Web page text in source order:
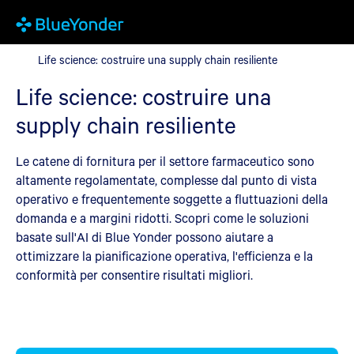
Life science: costruire una supply chain resiliente
Life science: costruire una supply chain resiliente
Life science: costruire una
supply chain resiliente
Le catene di fornitura per il settore farmaceutico sono
altamente regolamentate, complesse dal punto di vista
operativo e frequentemente soggette a fluttuazioni della
domanda e a margini ridotti. Scopri come le soluzioni
basate sull'AI di Blue Yonder possono aiutare a
ottimizzare la pianificazione operativa, l'efficienza e la
conformità per consentire risultati migliori.